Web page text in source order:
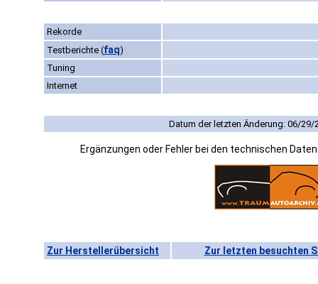
Rekorde
Testberichte (faq)
Tuning
Internet
Datum der letzten Änderung: 06/29/
Ergänzungen oder Fehler bei den technischen
Zur Herstellerübersicht Zur letzten besuchten